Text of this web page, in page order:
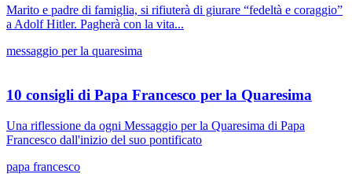
Marito e padre di famiglia, si rifiuterà di giurare “fedeltà e coraggio”
a Adolf Hitler. Pagherà con la vita...
messaggio per la quaresima
10 consigli di Papa Francesco per la Quaresima
Una riflessione da ogni Messaggio per la Quaresima di Papa
Francesco dall'inizio del suo pontificato
papa francesco